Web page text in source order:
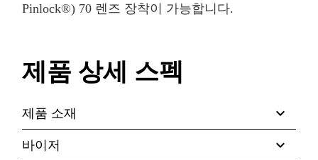
Pinlock®) 70 렌즈 장착이 가능합니다.
제품 상세 스펙
제품 소재 expand_more
바이저 expand_more